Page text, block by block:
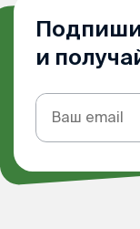
и
Подписка